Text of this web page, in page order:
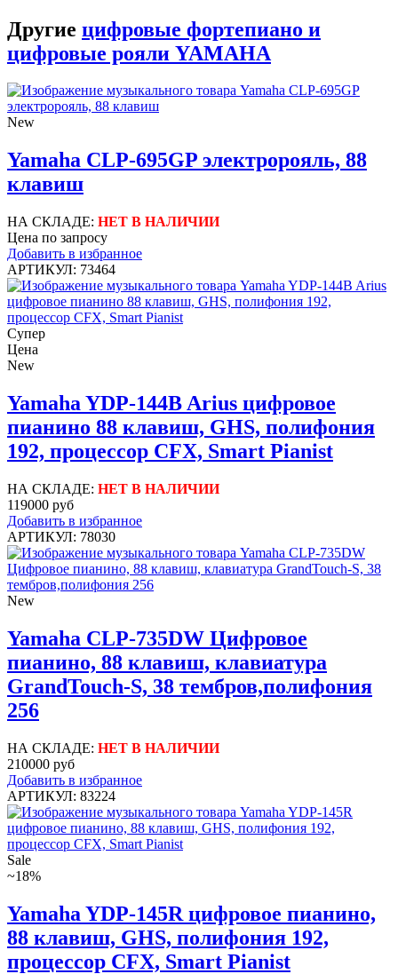
Другие цифровые фортепиано и
цифровые рояли YAMAHA
New
Yamaha CLP-695GP электророяль, 88
клавиш
НА СКЛАДЕ: НЕТ В НАЛИЧИИ
Цена по запросу
Добавить в избранное
АРТИКУЛ: 73464
Супер
Цена
New
Yamaha YDP-144B Arius цифровое
пианино 88 клавиш, GHS, полифония
192, процессор CFX, Smart Pianist
НА СКЛАДЕ: НЕТ В НАЛИЧИИ
119000 руб
Добавить в избранное
АРТИКУЛ: 78030
New
Yamaha CLP-735DW Цифровое
пианино, 88 клавиш, клавиатура
GrandTouch-S, 38 тембров,полифония
256
НА СКЛАДЕ: НЕТ В НАЛИЧИИ
210000 руб
Добавить в избранное
АРТИКУЛ: 83224
Sale
~18%
Yamaha YDP-145R цифровое пианино,
88 клавиш, GHS, полифония 192,
процессор CFX, Smart Pianist